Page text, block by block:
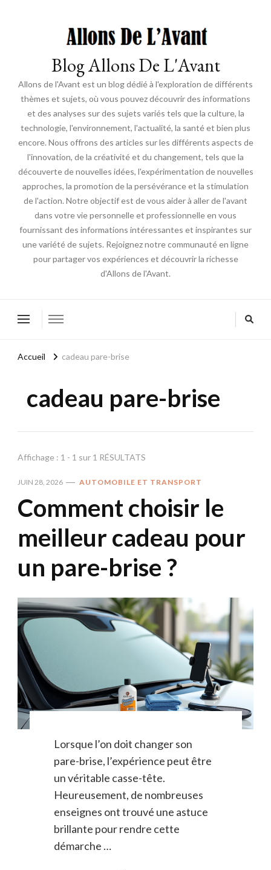
Blog Allons De L'Avant
Allons de l'Avant est un blog dédié à l'exploration de différents
thèmes et sujets, où vous pouvez découvrir des informations
et des analyses sur des sujets variés tels que la culture, la
technologie, l'environnement, l'actualité, la santé et bien plus
encore. Nous offrons des articles sur les différents aspects de
l'innovation, de la créativité et du changement, tels que la
découverte de nouvelles idées, l'expérimentation de nouvelles
approches, la promotion de la persévérance et la stimulation
de l'action. Notre objectif est de vous aider à aller de l'avant
dans votre vie personnelle et professionnelle en vous
fournissant des informations intéressantes et inspirantes sur
une variété de sujets. Rejoignez notre communauté en ligne
pour partager vos expériences et découvrir la richesse
d'Allons de l'Avant.
Accueil cadeau pare-brise
cadeau pare-brise
Affichage : 1 - 1 sur 1 RÉSULTATS
JUIN 28, 2026 AUTOMOBILE ET TRANSPORT
Comment choisir le
meilleur cadeau pour
un pare-brise ?
Lorsque l’on doit changer son
pare-brise, l’expérience peut être
un véritable casse-tête.
Heureusement, de nombreuses
enseignes ont trouvé une astuce
brillante pour rendre cette
démarche …